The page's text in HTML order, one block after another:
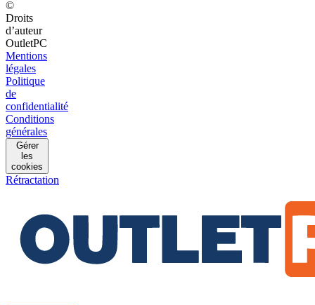
©
Droits
d’auteur
OutletPC
Mentions
légales
Politique
de
confidentialité
Conditions
générales
Gérer
les
cookies
Rétractation